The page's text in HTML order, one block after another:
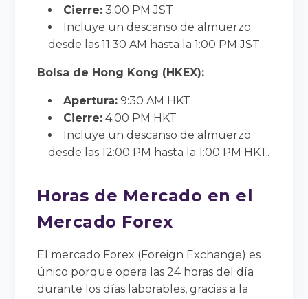
Cierre: 3:00 PM JST
Incluye un descanso de almuerzo
desde las 11:30 AM hasta la 1:00 PM JST.
Bolsa de Hong Kong (HKEX):
Apertura: 9:30 AM HKT
Cierre: 4:00 PM HKT
Incluye un descanso de almuerzo
desde las 12:00 PM hasta la 1:00 PM HKT.
Horas de Mercado en el
Mercado Forex
El mercado Forex (Foreign Exchange) es
único porque opera las 24 horas del día
durante los días laborables, gracias a la